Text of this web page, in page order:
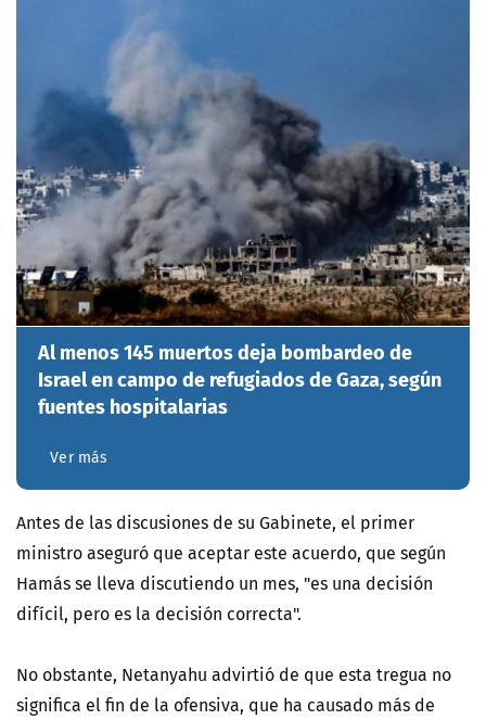
Al menos 145 muertos deja bombardeo de
Israel en campo de refugiados de Gaza, según
fuentes hospitalarias
Ver más
Antes de las discusiones de su Gabinete, el primer
ministro aseguró que aceptar este acuerdo, que según
Hamás se lleva discutiendo un mes, "es una decisión
difícil, pero es la decisión correcta".
No obstante, Netanyahu advirtió de que esta tregua no
significa el fin de la ofensiva, que ha causado más de